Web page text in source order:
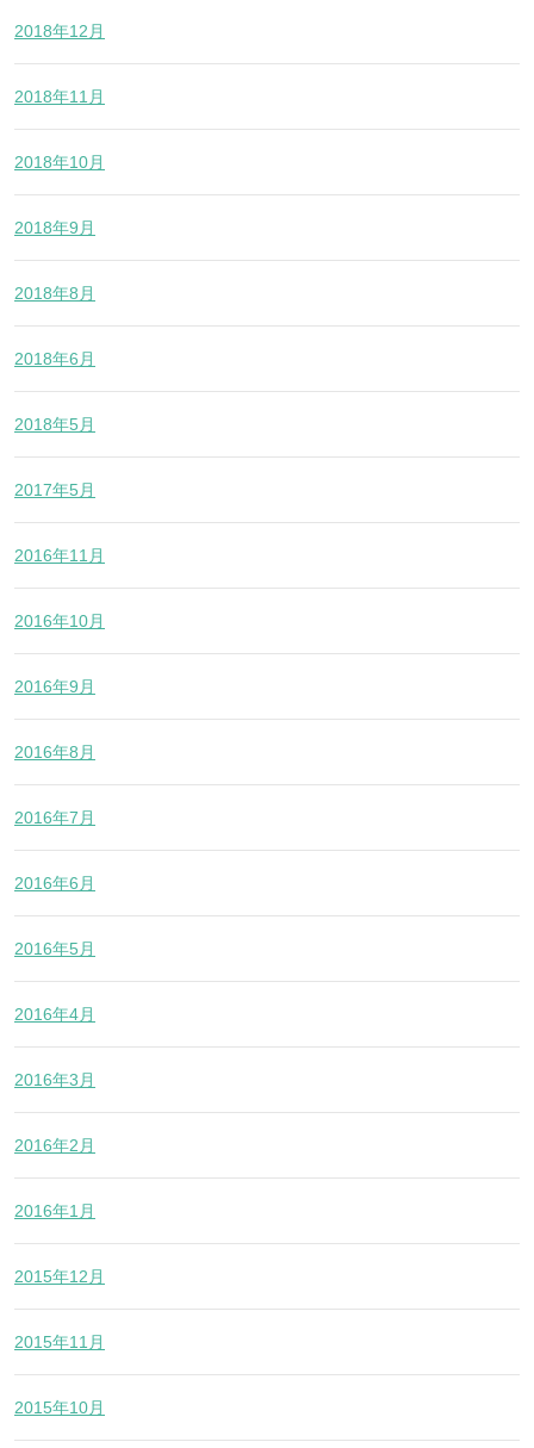
2018年12月
2018年11月
2018年10月
2018年9月
2018年8月
2018年6月
2018年5月
2017年5月
2016年11月
2016年10月
2016年9月
2016年8月
2016年7月
2016年6月
2016年5月
2016年4月
2016年3月
2016年2月
2016年1月
2015年12月
2015年11月
2015年10月